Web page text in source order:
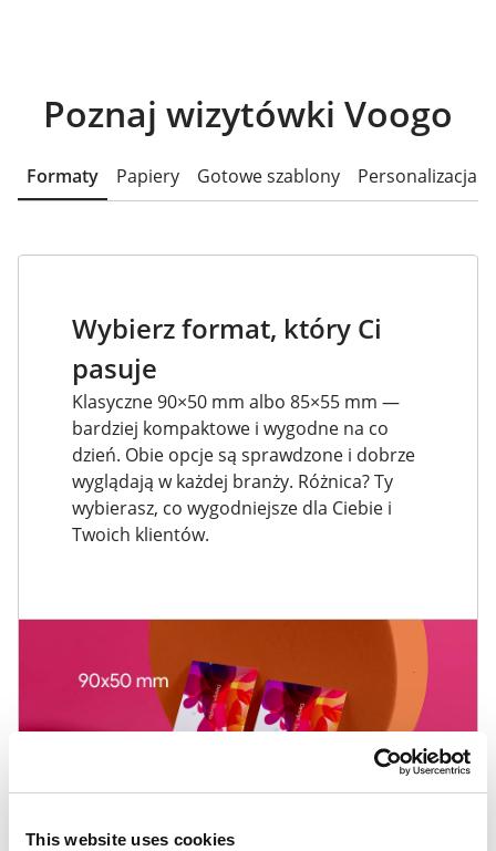
This website uses cookies
Poznaj wizytówki Voogo
Formaty Papiery Gotowe szablony Personalizacja
Wybierz format, który Ci
pasuje
Klasyczne 90×50 mm albo 85×55 mm —
bardziej kompaktowe i wygodne na co
dzień. Obie opcje są sprawdzone i dobrze
wyglądają w każdej branży. Różnica? Ty
wybierasz, co wygodniejsze dla Ciebie i
Twoich klientów.